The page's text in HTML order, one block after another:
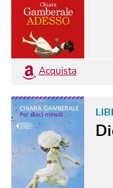
Acquista